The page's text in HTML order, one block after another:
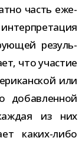
часть еже­
резуль­
что уча­стие
или
добав­лен­ной
из них
каких-​либо